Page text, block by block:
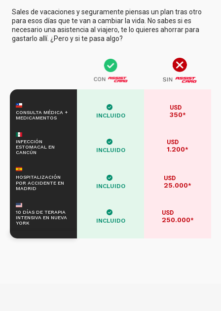
Sales de vacaciones y seguramente piensas un plan tras otro
para esos días que te van a cambiar la vida. No sabes si es
necesario una asistencia al viajero, te lo quieres ahorrar para
gastarlo allí. ¿Pero y si te pasa algo?
CONSULTA MÉDICA +
MEDICAMENTOS
INCLUIDO
USD
350*
INFECCIÓN
ESTOMACAL EN
CANCÚN
INCLUIDO
USD
1.200*
HOSPITALIZACIÓN
POR ACCIDENTE EN
MADRID
INCLUIDO
USD
25.000*
10 DÍAS DE TERAPIA
INTENSIVA EN NUEVA
YORK
INCLUIDO
USD
250.000*